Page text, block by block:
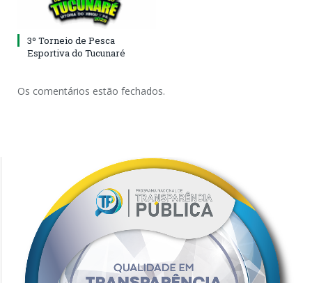
3º Torneio de Pesca
Esportiva do Tucunaré
Os comentários estão fechados.